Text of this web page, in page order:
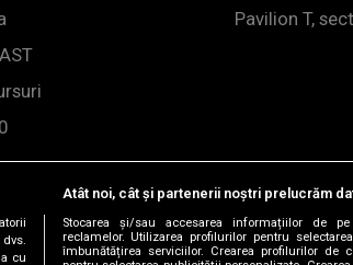
Pavilion T,
cu
Atât noi, cât și partenerii noștri prelucrăm
Stocarea și/sau accesarea informațiilor de
reclamelor. Utilizarea profilurilor pentru
îmbunătățirea serviciilor. Crearea profilurilor de